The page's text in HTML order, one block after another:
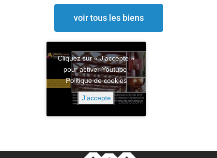
voir tous les biens
Cliquez sur « J’accepte »
pour activer Youtube
Politique de cookies
J’accepte